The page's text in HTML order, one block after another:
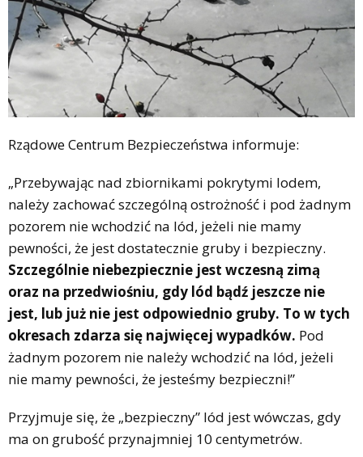
Rządowe Centrum Bezpieczeństwa informuje:
„Przebywając nad zbiornikami pokrytymi lodem,
należy zachować szczególną ostrożność i pod żadnym
pozorem nie wchodzić na lód, jeżeli nie mamy
pewności, że jest dostatecznie gruby i bezpieczny.
Szczególnie niebezpiecznie jest wczesną zimą
oraz na przedwiośniu, gdy lód bądź jeszcze nie
jest, lub już nie jest odpowiednio gruby. To w tych
okresach zdarza się najwięcej wypadków. Pod
żadnym pozorem nie należy wchodzić na lód, jeżeli
nie mamy pewności, że jesteśmy bezpieczni!”
Przyjmuje się, że „bezpieczny” lód jest wówczas, gdy
ma on grubość przynajmniej 10 centymetrów.